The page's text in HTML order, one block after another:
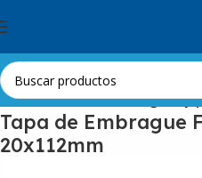
Skip to navigation
Inicio Automotor Embragues y
Tapa de Embrague
20x112mm